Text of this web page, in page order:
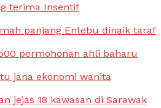
terima Insentif
panjang Entebu dinaik taraf
permohonan ahli baharu
jana ekonomi wanita
jejas 18 kawasan di Sarawak